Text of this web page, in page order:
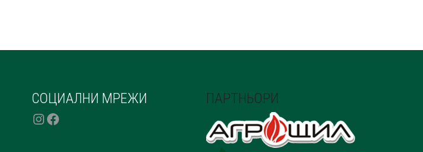
СОЦИАЛНИ МРЕЖИ
INSTAGRAM
FACEBOOK
ПАРТНЬОРИ